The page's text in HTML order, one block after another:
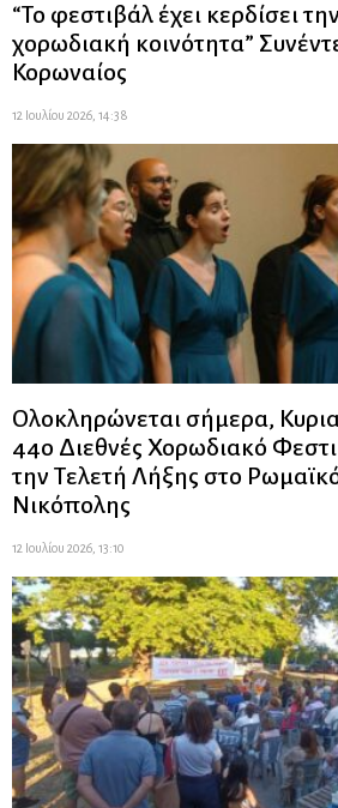
“Το φεστιβάλ έχει κερδίσει
χορωδιακή κοινότητα”
Κορωναίος
12 Ιουλίου 2026, 14:38
Ολοκληρώνεται σήμερα,
44ο Διεθνές Χορωδιακό
την Τελετή Λήξης στο
Νικόπολης
12 Ιουλίου 2026, 13:10